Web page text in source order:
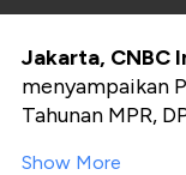
Jakarta, CNBC
menyampaikan
Tahunan MPR,
Show More